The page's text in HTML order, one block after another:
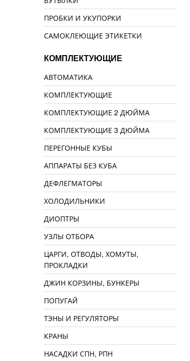
ПРОБКИ И УКУПОРКИ
САМОКЛЕЮЩИЕ ЭТИКЕТКИ
КОМПЛЕКТУЮЩИЕ
АВТОМАТИКА
КОМПЛЕКТУЮЩИЕ
КОМПЛЕКТУЮЩИЕ 2 ДЮЙМА
КОМПЛЕКТУЮЩИЕ 3 ДЮЙМА
ПЕРЕГОННЫЕ КУБЫ
АППАРАТЫ БЕЗ КУБА
ДЕФЛЕГМАТОРЫ
ХОЛОДИЛЬНИКИ
ДИОПТРЫ
УЗЛЫ ОТБОРА
ЦАРГИ, ОТВОДЫ, ХОМУТЫ,
ПРОКЛАДКИ
ДЖИН КОРЗИНЫ, БУНКЕРЫ
ПОПУГАЙ
ТЭНЫ И РЕГУЛЯТОРЫ
КРАНЫ
НАСАДКИ СПН, РПН